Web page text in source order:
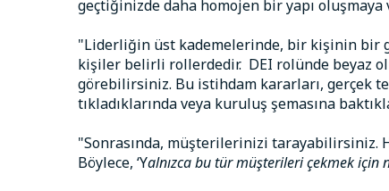
geçtiğinizde daha homojen bir yapı oluşmaya
"Liderliğin üst kademelerinde, bir kişinin bir
kişiler belirli rollerdedir. DEI rolünde beyaz
görebilirsiniz. Bu istihdam kararları, gerçek
tıkladıklarında veya kuruluş şemasına
"Sonrasında, müşterilerinizi tarayabilirsiniz.
Böylece, ‘Yalnızca bu tür müşterileri çekmek için